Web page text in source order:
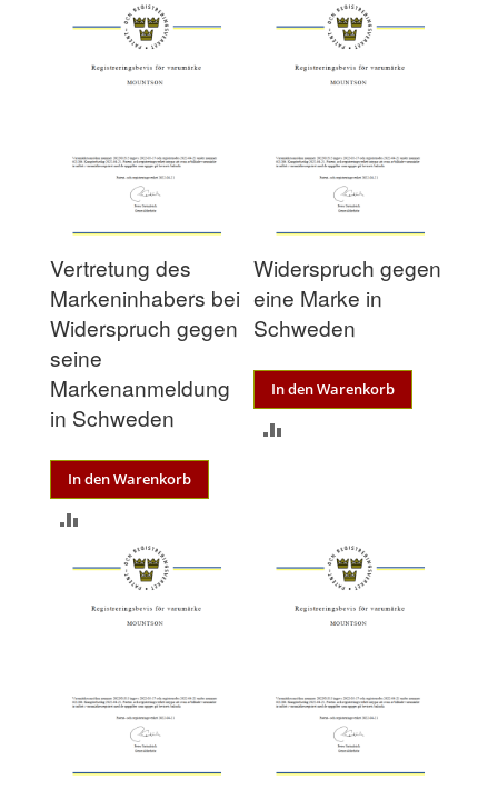
Vertretung des
Markeninhabers bei
Widerspruch gegen
seine
Markenanmeldung
in Schweden
In den Warenkorb
VERGLEICHSLISTE
HINZUFÜGEN
Widerspruch gegen
eine Marke in
Schweden
In den Warenkorb